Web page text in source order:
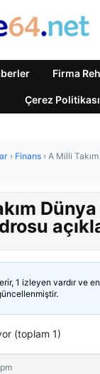
Firma
Çerez Politikası
› Finans › A Milli
Dünya
1 izleyen vardır ve
(toplam 1)